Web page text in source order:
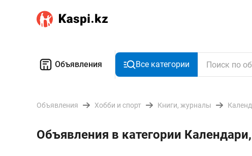
Объявления Все категории
Объявления Хобби и спорт Книги, журналы
Объявления в категории